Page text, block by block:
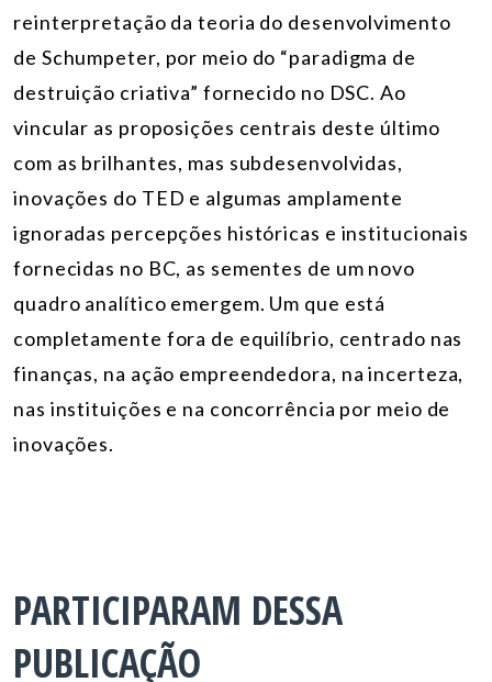
reinterpretação da teoria do desenvolvimento
de Schumpeter, por meio do “paradigma de
destruição criativa” fornecido no DSC. Ao
vincular as proposições centrais deste último
com as brilhantes, mas subdesenvolvidas,
inovações do TED e algumas amplamente
ignoradas percepções históricas e institucionais
fornecidas no BC, as sementes de um novo
quadro analítico emergem. Um que está
completamente fora de equilíbrio, centrado nas
finanças, na ação empreendedora, na incerteza,
nas instituições e na concorrência por meio de
inovações.
PARTICIPARAM DESSA
PUBLICAÇÃO